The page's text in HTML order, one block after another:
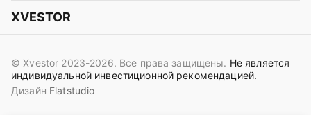
Газпромбанк
OZON Банк
Совкомбанк
Курс облигаций
Прогнозы на криптовалюты
Идеи инвест аналитиков
Подборки акций
Подборки облигаций
XVESTOR
Вконтакте
Поддержка в Telegram
© Xvestor 2023-2026. Все права защищены. Не является
индивидуальной инвестиционной рекомендацией.
Дизайн Flatstudio